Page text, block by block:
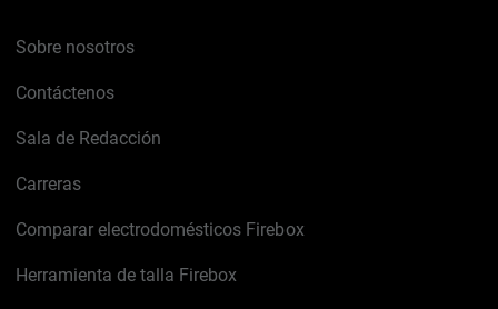
Sobre nosotros
Contáctenos
Sala de Redacción
Carreras
Comparar electrodomésticos Firebox
Herramienta de talla Firebox